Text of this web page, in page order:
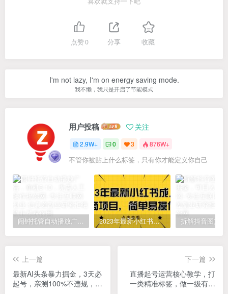
点赞0 分享 收藏
I'm not lazy, I'm on energy saving mode.
我不懒，我只是开启了节能模式
用户投稿 关注
2.9W+ 0 3 876W+
不管你被贴上什么标签，只有你才能定义你自己
闹钟托管自动播放广告，单机5-10，无需人工操作 2023年最新小红书成人电商项目，简单易操作【详细教程】
上一篇
最新AI头条暴力掘金，3天必
起号，亲测100%不违规，复
下一篇
直播起号运营核心教学，打
一类精准标签，做一级有效